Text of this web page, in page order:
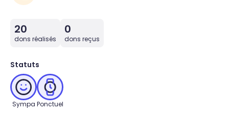
20
dons réalisés
0
dons reçus
Statuts
Sympa Ponctuel